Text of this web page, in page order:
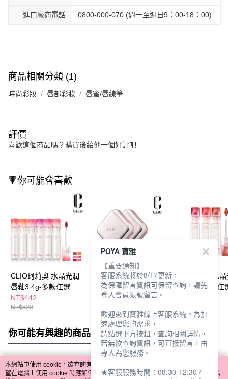
進口廠商電話 0800-000-070 (週一至週日9：00-18：00)
商品相關分類 (1)
時尚彩妝 唇部彩妝 唇蜜/唇線筆
評價
喜歡這個商品嗎？購買後給他一個好評吧
🔻你可能會喜歡
CLIO珂莉奧 水晶光潤
唇釉3.4g-多款任選
NT$442
NT$520
CLIO珂莉奧 嫩顏柔霧
唇頰凍4.5g--多款任選
NT$493
CLIO珂莉奧 水
唇釉3.4g-多款任
你可能有興趣的商品 全站排行
熱門標籤
本網站中使用 cookie，欲查詢有關本網站使用 cookie 方式之詳情，及若您不希
望在電腦上使用 cookie 時應如何變更電腦的 cookie 設定，請參閱本網站「
隱私
POYA 寶雅
【重要通知】
客服系統將於8/17更新，
為保障留言資訊可保留查詢，請先
登入會員帳號留言。
歡迎來到寶雅線上客服系統。為加
速處理您的需求，
請點選下方按鈕，查詢相關詳情，
若無欲查詢資訊，可直接留言，由
專人為您服務。
★客服服務時間：08:30-12:30 /